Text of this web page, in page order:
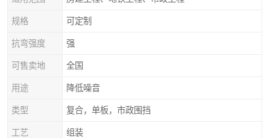
规格 可定制
抗弯强度 强
可售卖地 全国
用途 降低噪音
类型 复合，单板，市政围挡
工艺 组装